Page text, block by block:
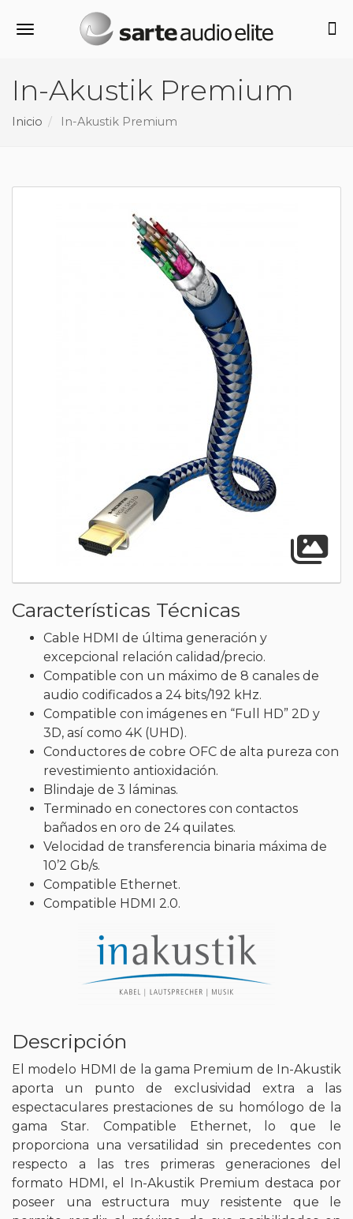
Alternar navegación
In-Akustik Premium
Inicio In-Akustik Premium
Características Técnicas
Cable HDMI de última generación y
excepcional relación calidad/precio.
Compatible con un máximo de 8 canales de
audio codificados a 24 bits/192 kHz.
Compatible con imágenes en “Full HD” 2D y
3D, así como 4K (UHD).
Conductores de cobre OFC de alta pureza con
revestimiento antioxidación.
Blindaje de 3 láminas.
Terminado en conectores con contactos
bañados en oro de 24 quilates.
Velocidad de transferencia binaria máxima de
10’2 Gb/s.
Compatible Ethernet.
Compatible HDMI 2.0.
Descripción
El modelo HDMI de la gama Premium de In-Akustik
aporta un punto de exclusividad extra a las
espectaculares prestaciones de su homólogo de la
gama Star. Compatible Ethernet, lo que le
proporciona una versatilidad sin precedentes con
respecto a las tres primeras generaciones del
formato HDMI, el In-Akustik Premium destaca por
poseer una estructura muy resistente que le